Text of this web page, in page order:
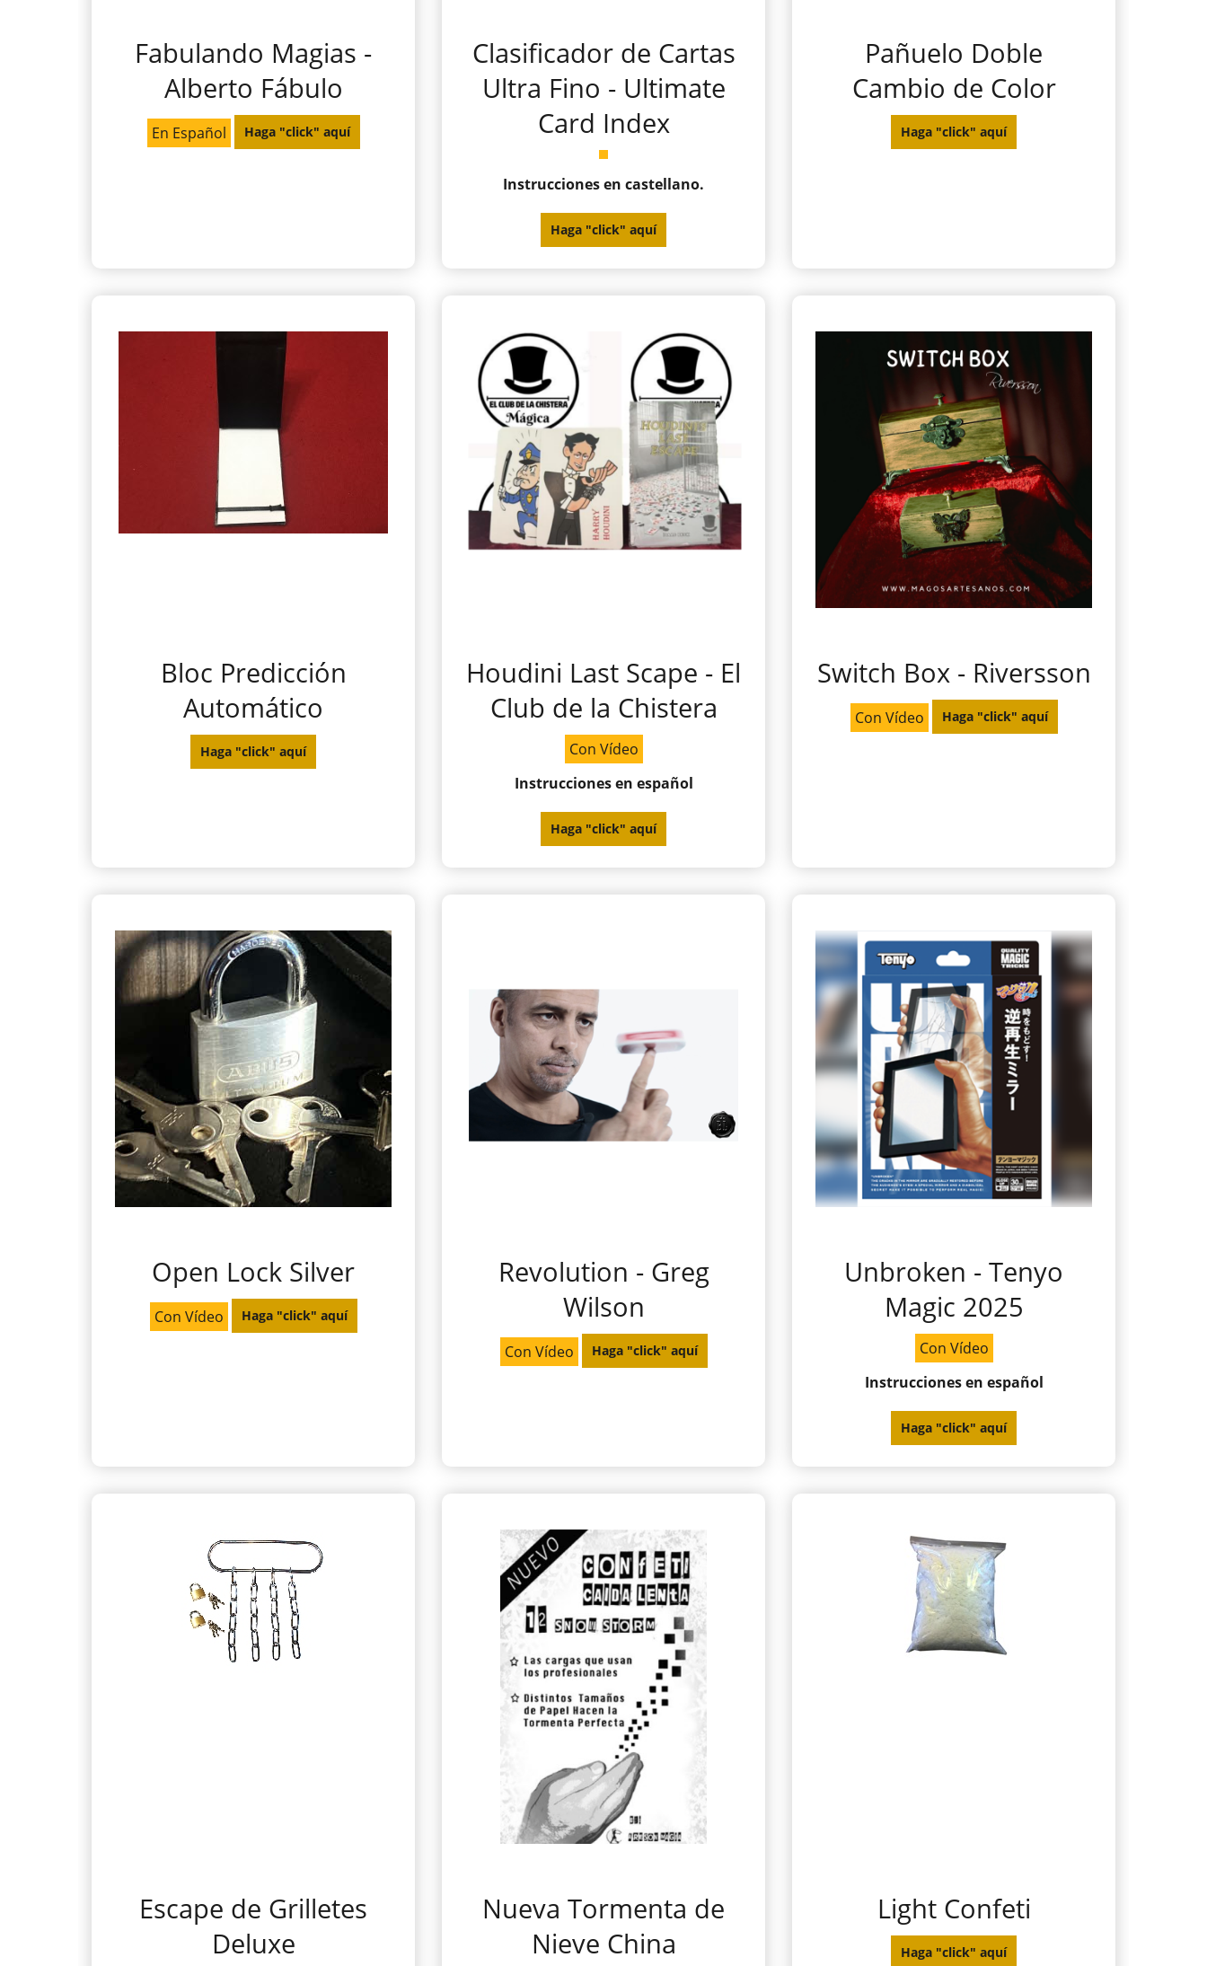
Fabulando Magias -
Alberto Fábulo
En Español Haga "click" aquí
Clasificador de Cartas
Ultra Fino - Ultimate
Card Index
Instrucciones en castellano.
Haga "click" aquí
Pañuelo Doble
Cambio de Color
Haga "click" aquí
Bloc Predicción
Automático
Haga "click" aquí
Houdini Last Scape - El
Club de la Chistera
Con Vídeo
Instrucciones en español
Haga "click" aquí
Switch Box - Riversson
Con Vídeo Haga "click" aquí
Open Lock Silver
Con Vídeo Haga "click" aquí
Revolution - Greg
Wilson
Con Vídeo Haga "click" aquí
Unbroken - Tenyo
Magic 2025
Con Vídeo
Instrucciones en español
Haga "click" aquí
Escape de Grilletes
Deluxe
Nueva Tormenta de
Nieve China
Light Confeti
Haga "click" aquí